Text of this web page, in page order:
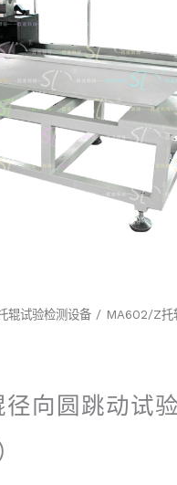
辊试验检测设备 / MA602/Z托
向圆跳动试